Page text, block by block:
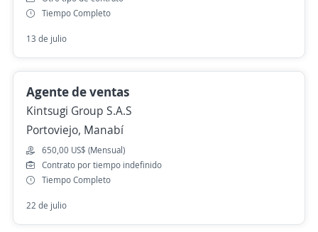
Tiempo Completo
13 de julio
Agente de ventas
Kintsugi Group S.A.S
Portoviejo, Manabí
650,00 US$ (Mensual)
Contrato por tiempo indefinido
Tiempo Completo
22 de julio